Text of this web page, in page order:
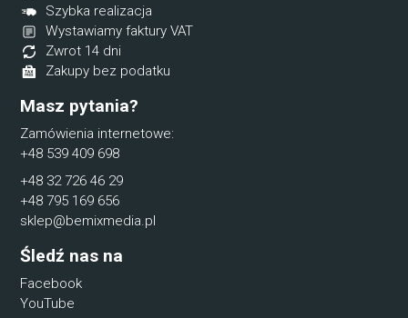
Szybka realizacja
Wystawiamy faktury VAT
Zwrot 14 dni
Zakupy bez podatku
Masz pytania?
Zamówienia internetowe:
+48 539 409 698
+48 32 726 46 29
+48 795 169 656
sklep@bemixmedia.pl
Śledź nas na
Facebook
YouTube